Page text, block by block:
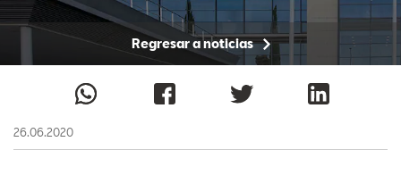
Regresar a noticias
26.06.2020